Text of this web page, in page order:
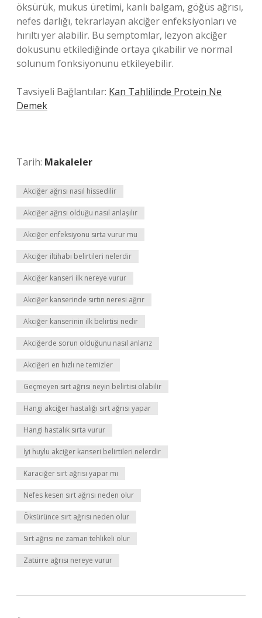
öksürük, mukus üretimi, kanlı balgam, göğüs ağrısı,
nefes darlığı, tekrarlayan akciğer enfeksiyonları ve
hırıltı yer alabilir. Bu semptomlar, lezyon akciğer
dokusunu etkilediğinde ortaya çıkabilir ve normal
solunum fonksiyonunu etkileyebilir.
Tavsiyeli Bağlantılar: Kan Tahlilinde Protein Ne
Demek
Tarih: Makaleler
Akciğer ağrısı nasıl hissedilir
Akciğer ağrısı olduğu nasıl anlaşılır
Akciğer enfeksiyonu sırta vurur mu
Akciğer iltihabı belirtileri nelerdir
Akciğer kanseri ilk nereye vurur
Akciğer kanserinde sırtın neresi ağrır
Akciğer kanserinin ilk belirtisi nedir
Akciğerde sorun olduğunu nasıl anlarız
Akciğeri en hızlı ne temizler
Geçmeyen sırt ağrısı neyin belirtisi olabilir
Hangi akciğer hastalığı sırt ağrısı yapar
Hangi hastalık sırta vurur
İyi huylu akciğer kanseri belirtileri nelerdir
Karaciğer sırt ağrısı yapar mı
Nefes kesen sırt ağrısı neden olur
Öksürünce sırt ağrısı neden olur
Sırt ağrısı ne zaman tehlikeli olur
Zatürre ağrısı nereye vurur